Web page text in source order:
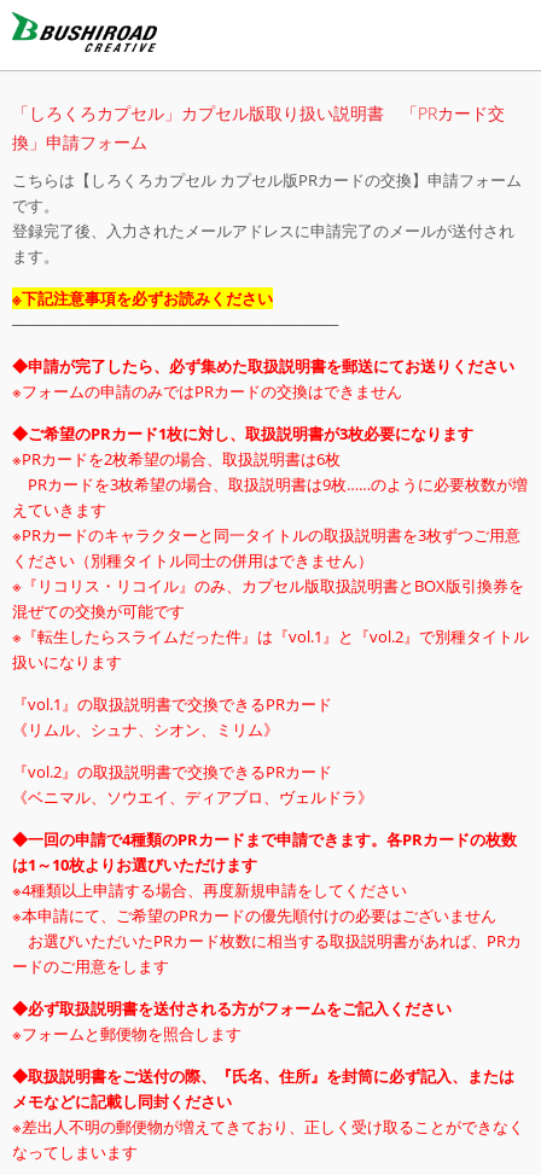
「しろくろカプセル」カプセル版取り扱い説明書 「PRカード交
換」申請フォーム
こちらは【しろくろカプセル カプセル版PRカードの交換】申請フォーム
です。
登録完了後、入力されたメールアドレスに申請完了のメールが送付され
ます。
※下記注意事項を必ずお読みください
──────────────────────────────
◆申請が完了したら、必ず集めた取扱説明書を郵送にてお送りください
※フォームの申請のみではPRカードの交換はできません
◆ご希望のPRカード1枚に対し、取扱説明書が3枚必要になります
※PRカードを2枚希望の場合、取扱説明書は6枚
PRカードを3枚希望の場合、取扱説明書は9枚……のように必要枚数が増
えていきます
※PRカードのキャラクターと同一タイトルの取扱説明書を3枚ずつご用意
ください（別種タイトル同士の併用はできません）
※『リコリス・リコイル』のみ、カプセル版取扱説明書とBOX版引換券を
混ぜての交換が可能です
※『転生したらスライムだった件』は『vol.1』と『vol.2』で別種タイトル
扱いになります
『vol.1』の取扱説明書で交換できるPRカード
《リムル、シュナ、シオン、ミリム》
『vol.2』の取扱説明書で交換できるPRカード
《ベニマル、ソウエイ、ディアブロ、ヴェルドラ》
◆一回の申請で4種類のPRカードまで申請できます。各PRカードの枚数
は1～10枚よりお選びいただけます
※4種類以上申請する場合、再度新規申請をしてください
※本申請にて、ご希望のPRカードの優先順付けの必要はございません
お選びいただいたPRカード枚数に相当する取扱説明書があれば、PRカ
ードのご用意をします
◆必ず取扱説明書を送付される方がフォームをご記入ください
※フォームと郵便物を照合します
◆取扱説明書をご送付の際、『氏名、住所』を封筒に必ず記入、または
メモなどに記載し同封ください
※差出人不明の郵便物が増えてきており、正しく受け取ることができなく
なってしまいます